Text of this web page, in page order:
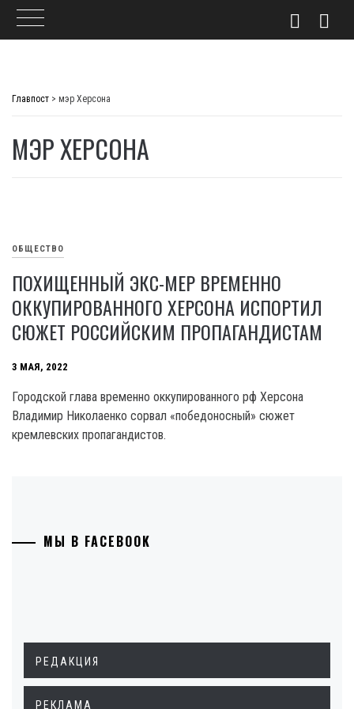
Главпост > мэр Херсона
МЭР ХЕРСОНА
ОБЩЕСТВО
ПОХИЩЕННЫЙ ЭКС-МЕР ВРЕМЕННО
ОККУПИРОВАННОГО ХЕРСОНА ИСПОРТИЛ
СЮЖЕТ РОССИЙСКИМ ПРОПАГАНДИСТАМ
3 МАЯ, 2022
Городской глава временно оккупированного рф Херсона
Владимир Николаенко сорвал «победоносный» сюжет
кремлевских пропагандистов.
МЫ В FACEBOOK
РЕДАКЦИЯ
РЕКЛАМА